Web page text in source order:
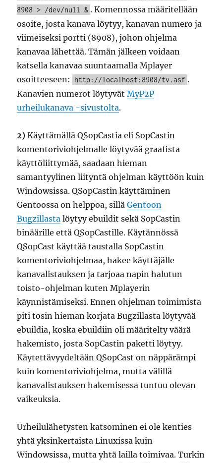
8908 > /dev/null & . Komennossa määritellään
osoite, josta kanava löytyy, kanavan numero ja
viimeiseksi portti (8908), johon ohjelma
kanavaa lähettää. Tämän jälkeen voidaan
katsella kanavaa suuntaamalla Mplayer
osoitteeseen:
http://localhost:8908/tv.asf .
Kanavien numerot löytyvätMyP2P
urheilukanava -sivustolta.
2) Käyttämällä QSopCastia eli SopCastin
komentoriviohjelmalle löytyvää graafista
käyttöliittymää, saadaan hieman
samantyylinen liityntä ohjelman käyttöön kuin
Windowsissa. QSopCastin käyttäminen
Gentoossa on helppoa, silläGentoon
Bugzillasta löytyy ebuildit sekä SopCastin
binäärille että QSopCastille. Käytännössä
QSopCast käyttää taustalla SopCastin
komentoriviohjelmaa, hakee käyttäjälle
kanavalistauksen ja tarjoaa napin halutun
toisto-ohjelman kuten Mplayerin
käynnistämiseksi. Ennen ohjelman toimimista
piti tosin hieman korjata Bugzillasta löytyvää
ebuildia, koska ebuildiin oli määritelty väärä
hakemisto, josta SopCastin paketti löytyy.
Käytettävyydeltään QSopCast on näppärämpi
kuin komentoriviohjelma, mutta välillä
kanavalistauksen hakemisessa tuntuu olevan
vaikeuksia.
Urheilulähetysten katsominen ei ole kenties
yhtä yksinkertaista Linuxissa kuin
Windowsissa, mutta yhtä lailla toimivaa. Turkin